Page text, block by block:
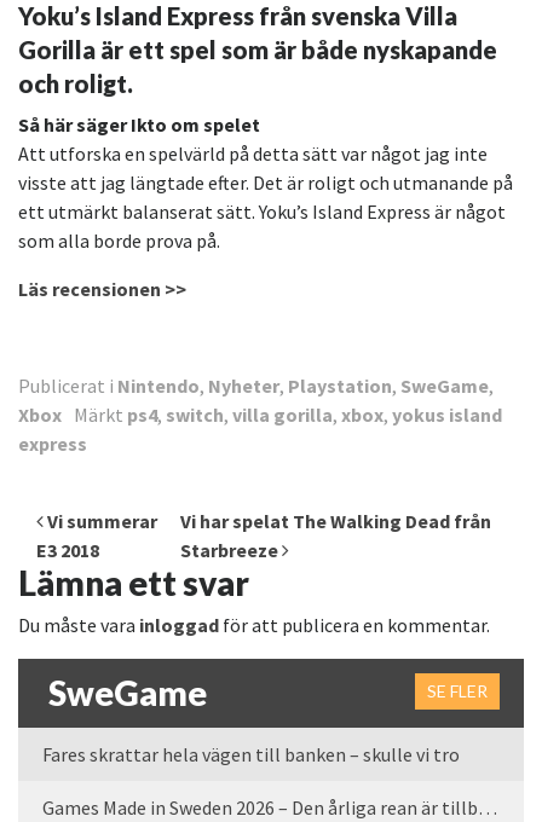
Yoku’s Island Express från svenska Villa
Gorilla är ett spel som är både nyskapande
och roligt.
Så här säger Ikto om spelet
Att utforska en spelvärld på detta sätt var något jag inte
visste att jag längtade efter. Det är roligt och utmanande på
ett utmärkt balanserat sätt. Yoku’s Island Express är något
som alla borde prova på.
Läs recensionen >>
Publicerat i Nintendo, Nyheter, Playstation, SweGame,
Xbox Märkt ps4, switch, villa gorilla, xbox, yokus island
express
Inläggsnavigering
Vi summerar
E3 2018
Vi har spelat The Walking Dead från
Starbreeze
Lämna ett svar
Du måste vara inloggad för att publicera en kommentar.
SweGame SE FLER
Fares skrattar hela vägen till banken – skulle vi tro
Games Made in Sweden 2026 – Den årliga rean är tillbaka